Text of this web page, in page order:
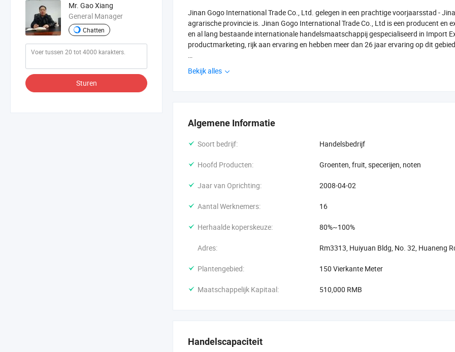
Mr. Gao Xiang
General Manager
Chatten
Sturen
Jinan Gogo International Trade Co., Ltd. gelegen in een prachtige voorjaarsstad -
agrarische provincie is. Jinan Gogo International Trade Co., Ltd is een producent en
en al lang bestaande internationale handelsmaatschappij gespecialiseerd in Import
productmarketing, rijk aan ervaring en hebben meer dan 26 jaar ervaring op dit gebied
pompoenzaden, zonnebloemzaden, rosated en gezouten /groenten/noten,
Midden-Oosten, Zuidoost-Azië, Noord-Afrika, Zuid-Afrika, Japan en Korea etc.
we blijven vasthouden aan de geest en zakelijke geest van "Quality First, client First",
verwelkomen klanten uit binnen- en buitenland naar China en ons bedrijf controleert
productie voor onze wederzijdse ontwikkeling. We hopen oprecht dat we een kans
Bekijk alles
Algemene Informatie
Soort bedrijf: Handelsbedrijf
Hoofd Producten: Groenten, fruit, specerijen, noten
Jaar van Oprichting: 2008-04-02
Aantal Werknemers: 16
Herhaalde koperskeuze: 80%~100%
Adres: Rm3313, Huiyuan Bldg, No. 32, Huaneng
Plantengebied: 150 Vierkante Meter
Maatschappelijk Kapitaal: 510,000 RMB
Handelscapaciteit